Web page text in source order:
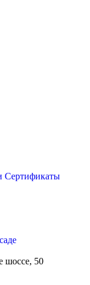
Сертификаты
шоссе, 50